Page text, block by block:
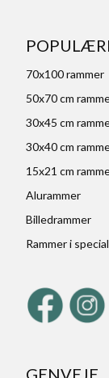
70x100 rammer
50x70 cm
30x45 cm
30x40 cm
15x21 cm
Alurammer
Billedrammer
Rammer i
GENVEJE